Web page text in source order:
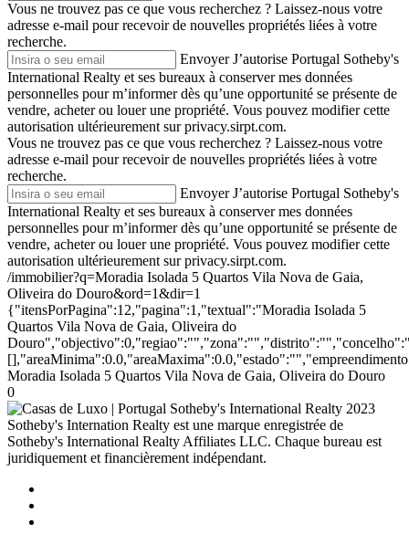
Vous ne trouvez pas ce que vous recherchez ? Laissez-nous votre
adresse e-mail pour recevoir de nouvelles propriétés liées à votre
recherche.
Envoyer J’autorise Portugal Sotheby's
International Realty et ses bureaux à conserver mes données
personnelles pour m’informer dès qu’une opportunité se présente de
vendre, acheter ou louer une propriété. Vous pouvez modifier cette
autorisation ultérieurement sur privacy.sirpt.com.
Vous ne trouvez pas ce que vous recherchez ? Laissez-nous votre
adresse e-mail pour recevoir de nouvelles propriétés liées à votre
recherche.
Envoyer J’autorise Portugal Sotheby's
International Realty et ses bureaux à conserver mes données
personnelles pour m’informer dès qu’une opportunité se présente de
vendre, acheter ou louer une propriété. Vous pouvez modifier cette
autorisation ultérieurement sur privacy.sirpt.com.
/immobilier?q=Moradia Isolada 5 Quartos Vila Nova de Gaia,
Oliveira do Douro&ord=1&dir=1
{"itensPorPagina":12,"pagina":1,"textual":"Moradia Isolada 5
Quartos Vila Nova de Gaia, Oliveira do
Moradia Isolada 5 Quartos Vila Nova de Gaia, Oliveira do Douro
0
2023
Sotheby's Internation Realty est une marque enregistrée de
Sotheby's International Realty Affiliates LLC. Chaque bureau est
juridiquement et financièrement indépendant.